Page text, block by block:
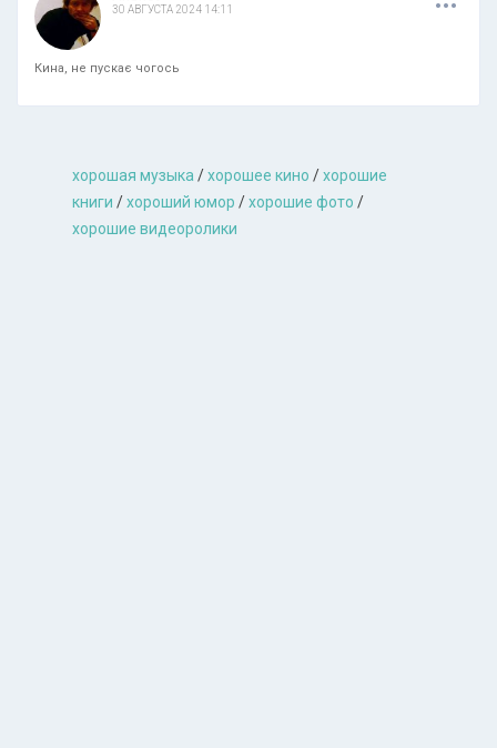
30 АВГУСТА 2024 14:11
Кина, не пускає чогось
хорошая музыкa/хорошее кино /хорошие
книги /хороший юмор /хорошие фото /
хорошие видеоролики